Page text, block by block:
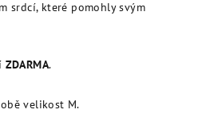
srdcí, které pomohly svým
ZDARMA.
velikost M.